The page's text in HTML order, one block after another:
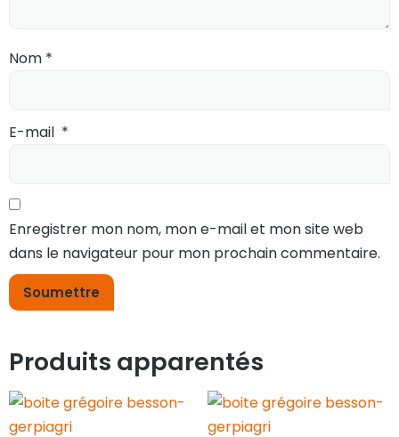
Nom *
E-mail *
Enregistrer mon nom, mon e-mail et mon site web
dans le navigateur pour mon prochain commentaire.
Produits apparentés